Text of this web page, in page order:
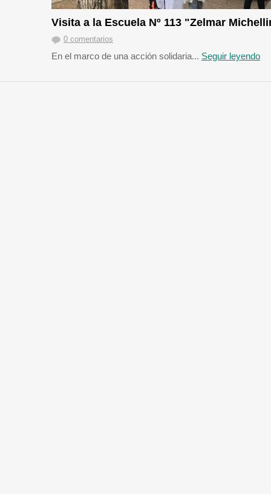
Visita a la Escuela Nº 113 "Zelmar
0 comentarios
En el marco de una acción solidaria... Seguir leyendo